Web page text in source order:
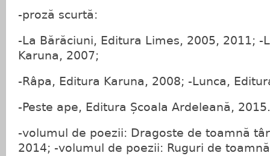
-proză scurtă:
-La Bărăciuni, Editura Limes, 2005, 2011; -
Karuna, 2007;
-Râpa, Editura Karuna, 2008; -Lunca,
-Peste ape, Editura Școala Ardeleană, 2015.
-volumul de poezii: Dragoste de toamnă
2014; -volumul de poezii: Ruguri de